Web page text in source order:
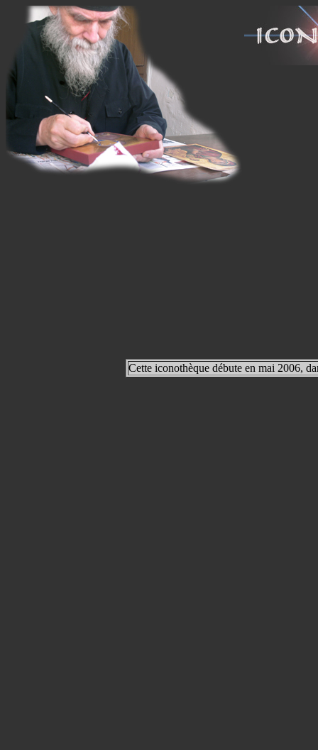
Cette iconothèque débute en mai 2006,